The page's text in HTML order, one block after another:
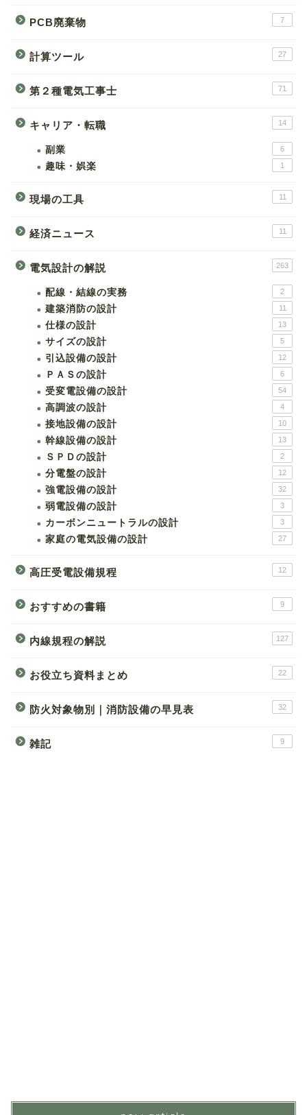
PCB廃棄物 7
計算ツール 27
第２種電気工事士 71
キャリア・転職 14
副業 6
趣味・娯楽 1
現場の工具 11
経済ニュース 11
電気設計の解説 263
配線・結線の実務 2
建築消防の設計 11
仕様の設計 13
サイズの設計 5
引込設備の設計 12
ＰＡＳの設計 6
受変電設備の設計 54
高調波の設計 4
接地設備の設計 10
幹線設備の設計 13
ＳＰＤの設計 2
分電盤の設計 12
強電設備の設計 32
弱電設備の設計 3
カーボンニュートラルの設計 3
家庭の電気設備の設計 27
高圧受電設備規程 12
おすすめの書籍 9
内線規程の解説 127
お役立ち資料まとめ 22
防火対象物別｜消防設備の早見表 32
雑記 9